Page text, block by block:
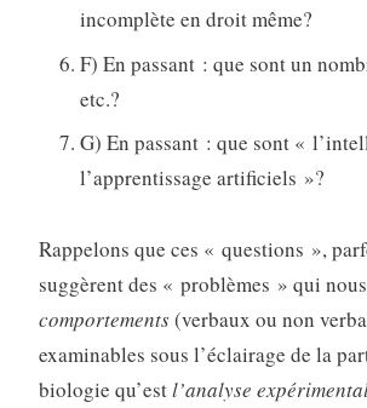
incomplète en droit même?
F) En passant : que sont un
etc.?
G) En passant : que sont «
l’apprentissage artificiels »?
Rappelons que ces « questions »,
suggèrent des « problèmes » qui
comportements(verbaux ou non
examinables sous l’éclairage de la
biologie qu’estl’analyse